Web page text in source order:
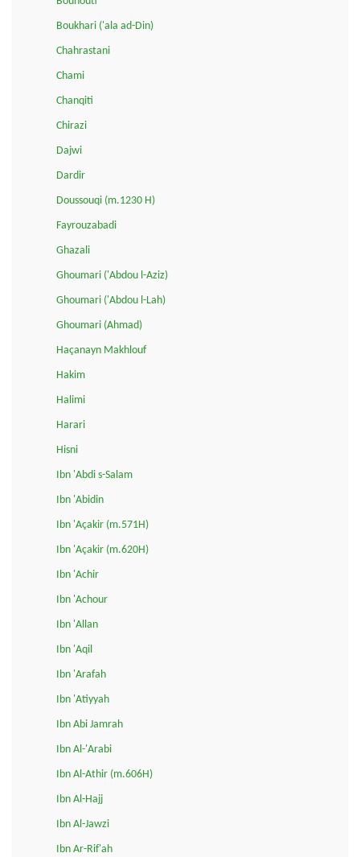
Boukhari ('ala ad-Din)
Chahrastani
Chami
Chanqiti
Chirazi
Dajwi
Dardir
Doussouqi (m.1230 H)
Fayrouzabadi
Ghazali
Ghoumari ('Abdou l-Aziz)
Ghoumari ('Abdou l-Lah)
Ghoumari (Ahmad)
Haçanayn Makhlouf
Hakim
Halimi
Harari
Hisni
Ibn 'Abdi s-Salam
Ibn 'Abidin
Ibn 'Açakir (m.571H)
Ibn 'Açakir (m.620H)
Ibn 'Achir
Ibn 'Achour
Ibn 'Allan
Ibn 'Aqil
Ibn 'Arafah
Ibn 'Atiyyah
Ibn Abi Jamrah
Ibn Al-'Arabi
Ibn Al-Athir (m.606H)
Ibn Al-Hajj
Ibn Al-Jawzi
Ibn Ar-Rif'ah